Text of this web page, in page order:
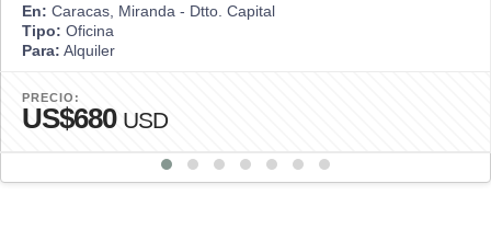
En: Caracas, Miranda - Dtto. Capital
Tipo: Oficina
Para: Alquiler
PRECIO:
US$680 USD